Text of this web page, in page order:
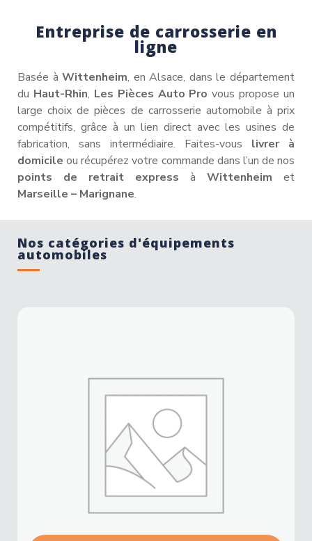
Entreprise de carrosserie en
ligne
Basée àWittenheim, en Alsace, dans le département
du Haut-Rhin, Les Pièces Auto Pro vous propose un
large choix de pièces de carrosserie automobile à prix
compétitifs, grâce à un lien direct avec les usines de
fabrication, sans intermédiaire. Faites-vous livrer à
domicile ou récupérez votre commande dans l’un de nos
points de retrait express à Wittenheim et
Marseille – Marignane.
Nos catégories d'équipements
automobiles